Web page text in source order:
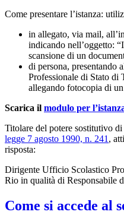
Come presentare l’istanza:
in allegato, via mail,
indicando nell’oggetto:
scansione di un
di persona, presentando
Professionale di Stato
allegando fotocopia di
Scarica il modulo per
Titolare del potere sostitutivo di
legge 7 agosto 1990, n. 241 ,
risposta:
Dirigente Ufficio Scolastico
Rio in qualità di Responsabile
Come si accede al